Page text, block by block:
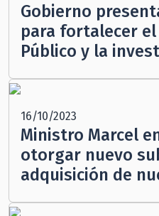
Gobierno
para fortalecer
Público y la
16/10/2023
Ministro Marcel
otorgar nuevo
adquisición de